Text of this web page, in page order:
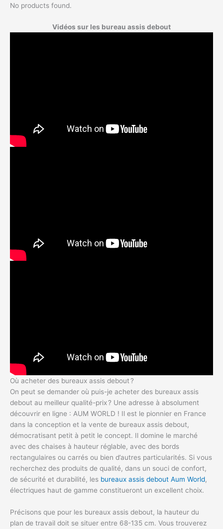
No products found.
Vidéos sur les bureau assis debout
Où acheter des bureaux assis debout ?
On peut se demander où puis-je acheter des bureaux assis
debout au meilleur qualité-prix ? Une adresse à absolument
découvrir en ligne : AUM WORLD ! Il est le pionnier en France
dans la conception et la vente de bureaux assis debout,
démocratisant petit à petit le concept. Il domine le marché
avec des chaises à hauteur réglable, avec des bords
rectangulaires ou carrés ou bien d’autres particularités. Si vous
recherchez des produits de qualité, dans un souci de confort,
de sécurité et durabilité, les bureaux assis debout Aum World,
électriques haut de gamme constitueront un excellent choix.
Précisons que pour les bureaux assis debout, la hauteur du
plan de travail doit se situer entre 68-135 cm. Vous trouverez